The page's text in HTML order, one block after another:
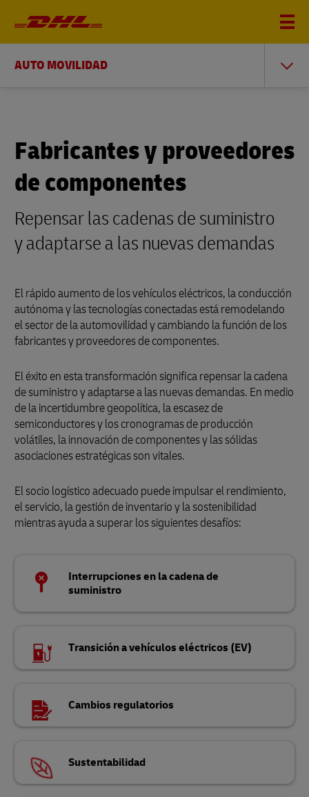
AUTO MOVILIDAD
Fabricantes y proveedores
de componentes
Repensar las cadenas de suministro
y adaptarse a las nuevas demandas
El rápido aumento de los vehículos eléctricos, la conducción
autónoma y las tecnologías conectadas está remodelando
el sector de la automovilidad y cambiando la función de los
fabricantes y proveedores de componentes.
El éxito en esta transformación significa repensar la cadena
de suministro y adaptarse a las nuevas demandas. En medio
de la incertidumbre geopolítica, la escasez de
semiconductores y los cronogramas de producción
volátiles, la innovación de componentes y las sólidas
asociaciones estratégicas son vitales.
El socio logístico adecuado puede impulsar el rendimiento,
el servicio, la gestión de inventario y la sostenibilidad
mientras ayuda a superar los siguientes desafíos:
Interrupciones en la cadena de
suministro
Transición a vehículos eléctricos (EV)
Cambios regulatorios
Sustentabilidad